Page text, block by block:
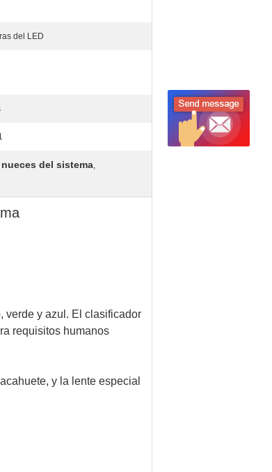
del LED
del sistema,
verde y azul. El clasificador
requisitos humanos
y la lente especial